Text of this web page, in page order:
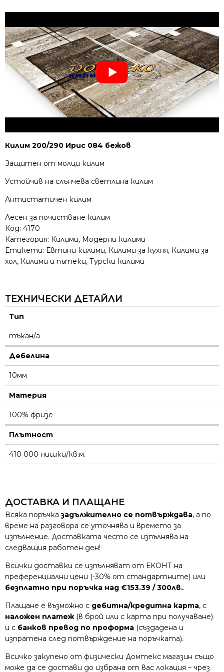
Килим 200/290 Ирис 084 бежов
Защитен от молци килим
Устойчив на слънчева светлина килим
Антистатичен килим
Лесен за почистване килим
Код: 4170
Категория: Килими, Модерни килими
Етикети: Евтини килими, Килими за кухня, Килими за
хол, Килими и пътеки, Турски килими
ТЕХНИЧЕСКИ ДЕТАЙЛИ
Тип
тъкан/а
Дебелина
10мм
Материя
100% фризе
Плътност
410 000 нишки/кв.м.
ДОСТАВКА И ПЛАЩАНЕ
Всяка поръчказадължително се потвърждава, а по
време на разговора се уточнява и времето за
изпълнение. Доставката често се изпълнява на
следващия работен ден!
Всички доставки се изпълняват от ЕКОНТ на
преференциални цени (-30% от стандартните) или
безплатно при поръчка над €153.39 / 300лв..
Плащане е възможно с дебитна/кредитна карта, с
наложен платеж (в брой или с карта при получаване)
и с банков превод по проформа (създадена и
изпратена след потвърждение на поръчката).
Всичко закупено от физически Домтекс магазин също
може да се достави до избрана от вас локация – чрез